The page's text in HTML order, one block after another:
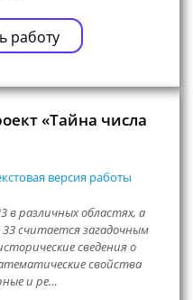
работу
«Тайна числа
версия работы
в различных областях, а
считается загадочным
сведения о
свойства
и ре…